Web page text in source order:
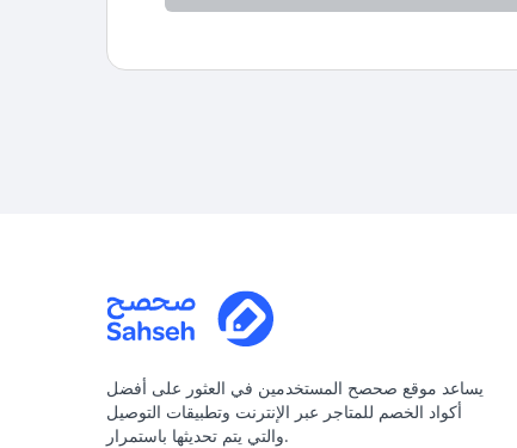
يساعد موقع صحصح المستخدمين في العثور على أفضل
أكواد الخصم للمتاجر عبر الإنترنت وتطبيقات التوصيل
والتي يتم تحديثها باستمرار.